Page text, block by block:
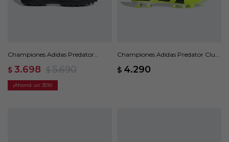
Championes Adidas Predator
$ 3.698 $ 5.690
35
Championes Adidas Predator Club
$ 4.290